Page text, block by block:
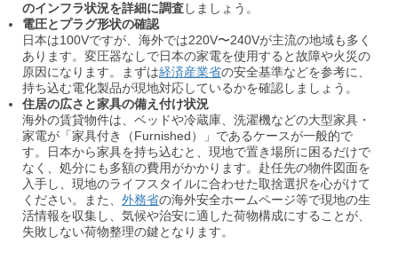
のインフラ状況を詳細に調査しましょう。
電圧とプラグ形状の確認
日本は100Vですが、海外では220V〜240Vが主流の地域も多く
あります。変圧器なしで日本の家電を使用すると故障や火災の
原因になります。まずは経済産業省の安全基準などを参考に、
持ち込む電化製品が現地対応しているかを確認しましょう。
住居の広さと家具の備え付け状況
海外の賃貸物件は、ベッドや冷蔵庫、洗濯機などの大型家具・
家電が「家具付き（Furnished）」であるケースが一般的で
す。日本から家具を持ち込むと、現地で置き場所に困るだけで
なく、処分にも多額の費用がかかります。赴任先の物件図面を
入手し、現地のライフスタイルに合わせた取捨選択を心がけて
ください。また、 外務省の海外安全ホームページ等で現地の生
活情報を収集し、気候や治安に適した荷物構成にすることが、
失敗しない荷物整理の鍵となります。